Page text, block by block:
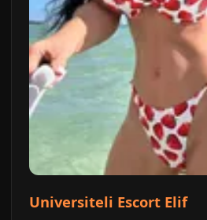
Universiteli Escort Elif